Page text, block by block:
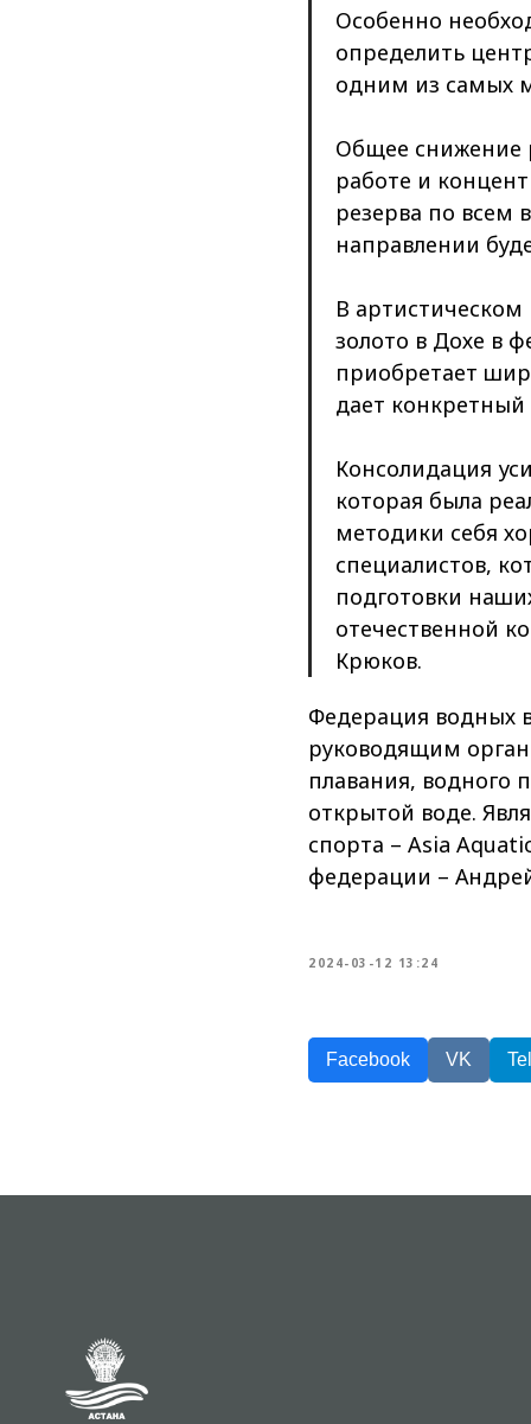
Особенно
определить
одним из самых
Общее снижение
работе и
резерва по всем
направлении
В
золото в Дохе в
приобретает
дает конкретный
Консолидация
которая была
методики себя
специалистов,
подготовки
отечественной
Крюков.
Федерация водных
руководящим
плавания, водного
открытой воде.
спорта – Asia
федерации –
2024-03-12 13:24
Facebook VK